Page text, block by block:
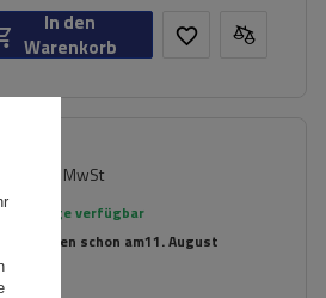
In den
Warenkorb
inkl. MwSt
Menge verfügbar
versenden schon am11. August